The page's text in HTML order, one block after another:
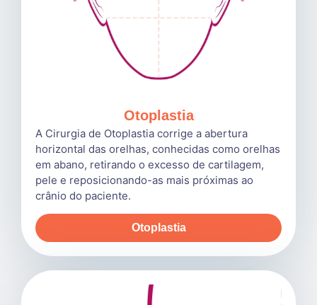
Otoplastia
A Cirurgia de Otoplastia corrige a abertura
horizontal das orelhas, conhecidas como orelhas
em abano, retirando o excesso de cartilagem,
pele e reposicionando-as mais próximas ao
crânio do paciente.
Otoplastia